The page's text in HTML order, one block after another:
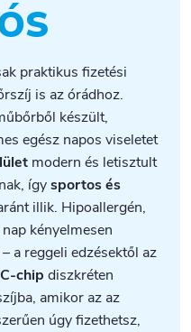
praktikus fizetési
is az órádhoz.
készült,
egész napos viseletet
modern és letisztult
ígysportos és
illik. Hipoallergén,
kényelmesen
a reggeli edzésektől az
chip diszkréten
amikor az az
úgy fizethetsz,